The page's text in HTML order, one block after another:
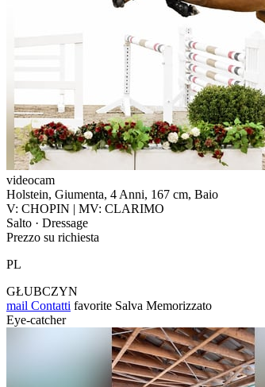
videocam
Holstein, Giumenta, 4 Anni, 167 cm, Baio
V: CHOPIN | MV: CLARIMO
Salto · Dressage
Prezzo su richiesta
PL
GŁUBCZYN
mail Contatti favorite Salva Memorizzato
Eye-catcher